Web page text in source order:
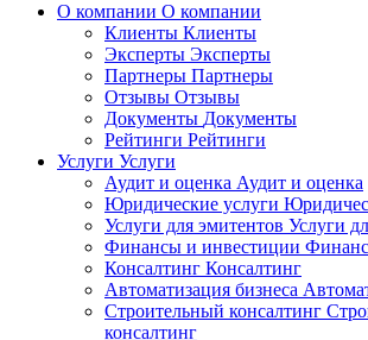
О компании О компании
Клиенты Клиенты
Эксперты Эксперты
Партнеры Партнеры
Отзывы Отзывы
Документы Документы
Рейтинги Рейтинги
Услуги Услуги
Аудит и оценка Аудит и оценка
Юридические услуги
Услуги для эмитентов Услуги
Финансы и инвестиции
Консалтинг Консалтинг
Автоматизация бизнеса
Строительный консалтинг
консалтинг